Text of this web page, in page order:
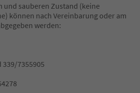
und sauberen Zustand (keine
können nach Vereinbarung oder am
werden:
7355905